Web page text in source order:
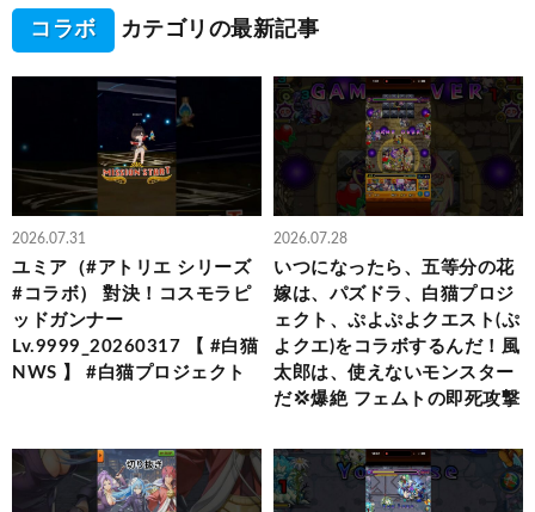
コラボ カテゴリの最新記事
2026.07.31
ユミア（#アトリエ シリーズ
#コラボ） 對決！コスモラピ
ッドガンナー
Lv.9999_20260317 【 #白猫
NWS 】 #白猫プロジェクト
2026.07.28
いつになったら、五等分の花
嫁は、パズドラ、白猫プロジ
ェクト、ぷよぷよクエスト(ぷ
よクエ)をコラボするんだ！風
太郎は、使えないモンスター
だ💢爆絶 フェムトの即死攻撃